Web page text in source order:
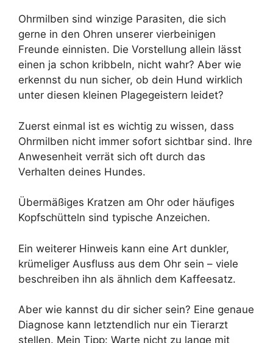
Ohrmilben sind winzige Parasiten, die sich
gerne in den Ohren unserer vierbeinigen
Freunde einnisten. Die Vorstellung allein lässt
einen ja schon kribbeln, nicht wahr? Aber wie
erkennst du nun sicher, ob dein Hund wirklich
unter diesen kleinen Plagegeistern leidet?
Zuerst einmal ist es wichtig zu wissen, dass
Ohrmilben nicht immer sofort sichtbar sind. Ihre
Anwesenheit verrät sich oft durch das
Verhalten deines Hundes.
Übermäßiges Kratzen am Ohr oder häufiges
Kopfschütteln sind typische Anzeichen.
Ein weiterer Hinweis kann eine Art dunkler,
krümeliger Ausfluss aus dem Ohr sein – viele
beschreiben ihn als ähnlich dem Kaffeesatz.
Aber wie kannst du dir sicher sein? Eine genaue
Diagnose kann letztendlich nur ein Tierarzt
stellen. Mein Tipp: Warte nicht zu lange mit